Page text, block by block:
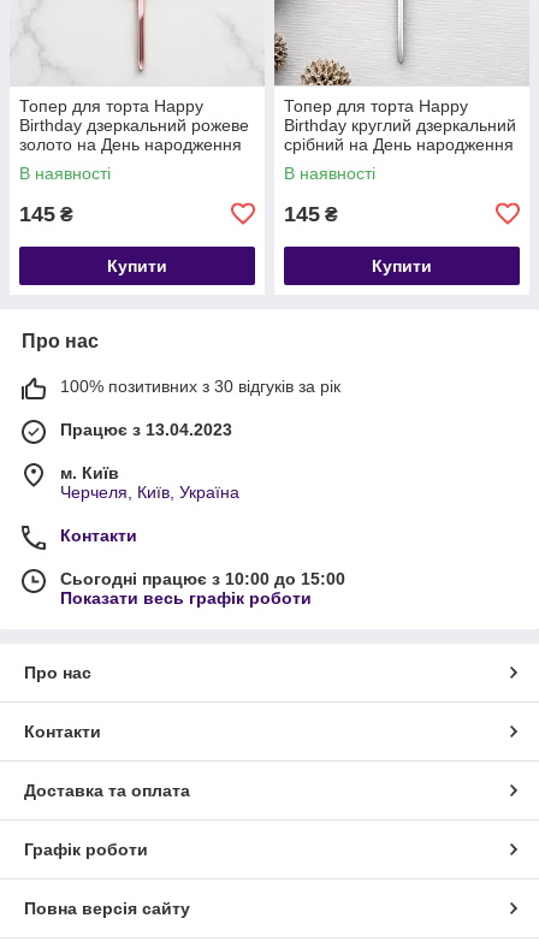
Топер для торта Happy
Birthday дзеркальний рожеве
золото на День народження
В наявності
145 ₴
Купити
Топер для торта Happy
Birthday круглий дзеркальний
срібний на День народження
В наявності
145 ₴
Купити
Про нас
100% позитивних з 30 відгуків за рік
Працює з 13.04.2023
м. Київ
Черчеля, Київ, Україна
Контакти
Сьогодні працює з 10:00 до 15:00
Показати весь графік роботи
Про нас
Контакти
Доставка та оплата
Графік роботи
Повна версія сайту